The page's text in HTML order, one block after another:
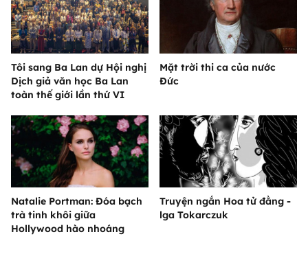
Tôi sang Ba Lan dự Hội nghị
Dịch giả văn học Ba Lan
toàn thế giới lần thứ VI
Mặt trời thi ca của nước
Đức
Natalie Portman: Đóa bạch
trà tinh khôi giữa
Hollywood hào nhoáng
Truyện ngắn Hoa tử đằng -
lga Tokarczuk